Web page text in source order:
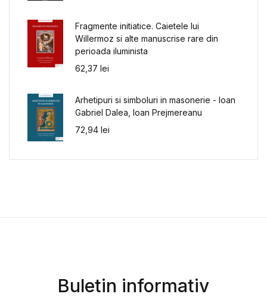
Fragmente initiatice. Caietele lui
Willermoz si alte manuscrise rare din
perioada iluminista
62,37 lei
Arhetipuri si simboluri in masonerie - Ioan
Gabriel Dalea, Ioan Prejmereanu
72,94 lei
Buletin informativ